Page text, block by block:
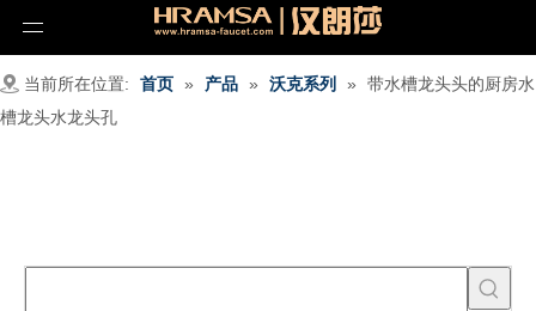
当前所在位置: 首页 » 产品 » 沃克系列 »
带水槽龙头头的厨房水
槽龙头水龙头孔